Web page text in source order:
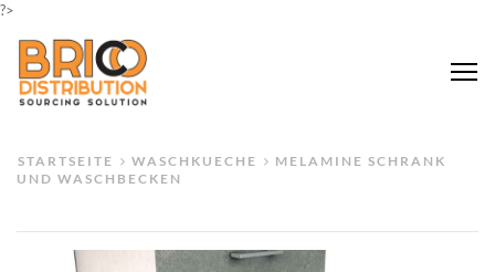
?>
STARTSEITE WASCHKUECHE
MELAMINE SCHRANK
UND WASCHBECKEN